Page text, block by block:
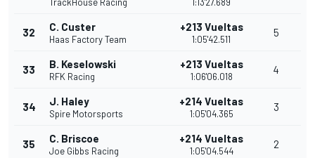
32 C. Custer
Haas Factory Team
+213 Vueltas
1:05'42.511
5
33 B. Keselowski
RFK Racing
+213 Vueltas
1:06'06.018
4
34 J. Haley
Spire Motorsports
+214 Vueltas
1:05'04.365
3
35 C. Briscoe
Joe Gibbs Racing
+214 Vueltas
1:05'04.544
2